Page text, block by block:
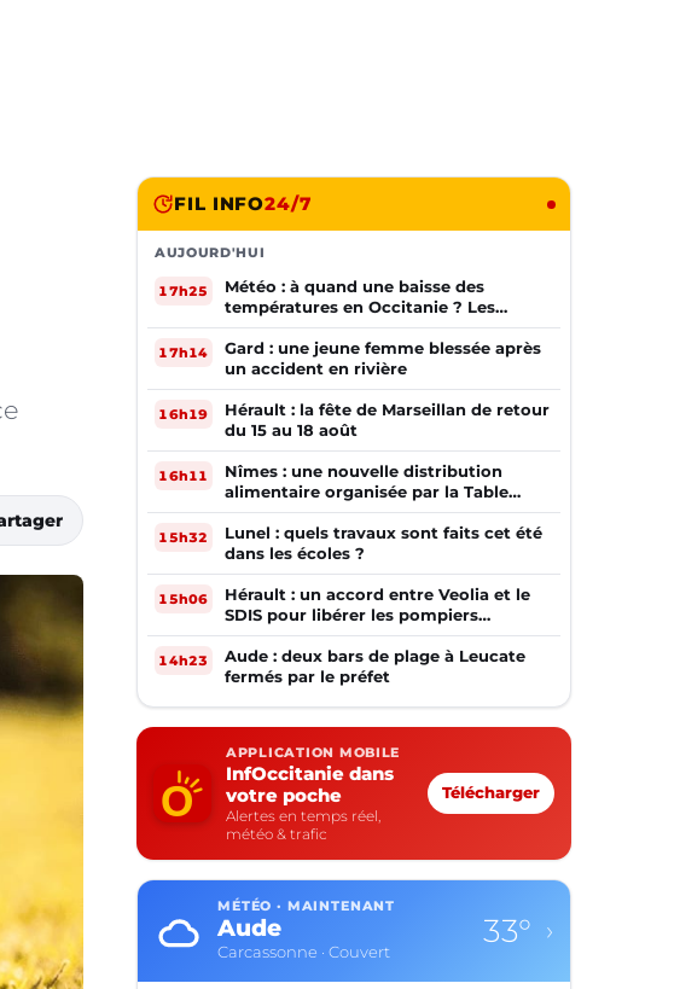
FIL INFO24/7
AUJOURD'HUI
17h25
Météo : à quand une baisse des
températures en Occitanie ? Les
prévisions
17h14
Gard : une jeune femme blessée après
un accident en rivière
16h19
Hérault : la fête de Marseillan de retour
du 15 au 18 août
16h11
Nîmes : une nouvelle distribution
alimentaire organisée par la Table
Ouverte
15h32
Lunel : quels travaux sont faits cet été
dans les écoles ?
15h06
Hérault : un accord entre Veolia et le
SDIS pour libérer les pompiers
volontaires
14h23
Aude : deux bars de plage à Leucate
fermés par le préfet
APPLICATION MOBILE
InfOccitanie dans
votre poche
Alertes en temps réel,
météo & trafic
Télécharger
MÉTÉO · MAINTENANT
Aude
Carcassonne · Couvert
33° ›